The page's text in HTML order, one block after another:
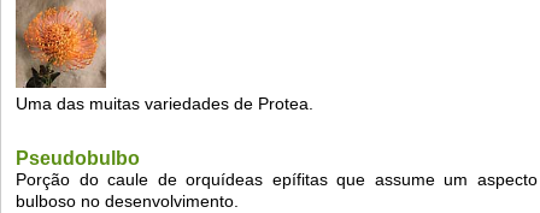
Uma das muitas variedades de Protea.
Pseudobulbo
Porção do caule de orquídeas epífitas que assume um aspecto
bulboso no desenvolvimento.